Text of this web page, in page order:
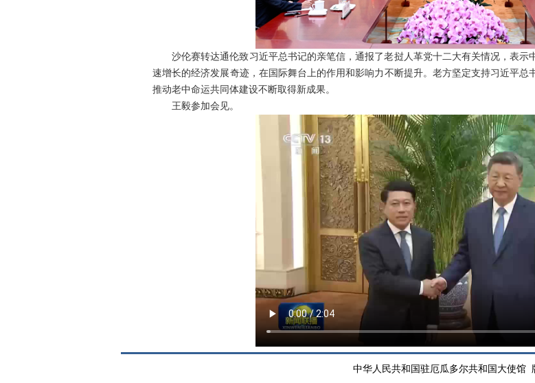
沙伦赛转达通伦致习近平总书记的亲笔信，通报了老挝人革党十二大有关情况，表
速增长的经济发展奇迹，在国际舞台上的作用和影响力不断提升。老方坚定支持习近平总
推动老中命运共同体建设不断取得新成果。
王毅参加会见。
中华人民共和国驻厄瓜多尔共和国大使馆